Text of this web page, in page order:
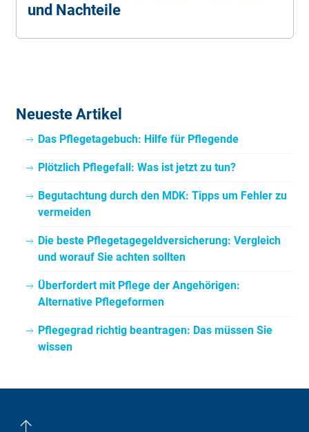
und Nachteile
Neueste Artikel
Das Pflegetagebuch: Hilfe für Pflegende
Plötzlich Pflegefall: Was ist jetzt zu tun?
Begutachtung durch den MDK: Tipps um Fehler zu
vermeiden
Die beste Pflegetagegeldversicherung: Vergleich
und worauf Sie achten sollten
Überfordert mit Pflege der Angehörigen:
Alternative Pflegeformen
Pflegegrad richtig beantragen: Das müssen Sie
wissen